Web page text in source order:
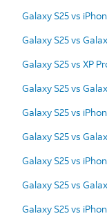
Galaxy S25 vs
Galaxy S25 vs
Galaxy S25 vs XP
Galaxy S25 vs
Galaxy S25 vs
Galaxy S25 vs
Galaxy S25 vs
Galaxy S25 vs
Galaxy S25 vs